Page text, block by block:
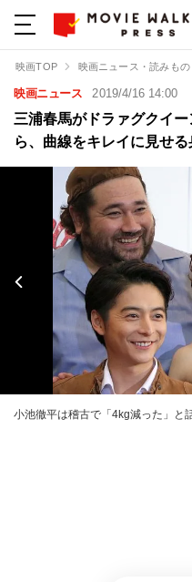
映画TOP 映画ニュース・読みもの
映画ニュース 2019/4/16 14:00
三浦春馬がドラァグクイ
ら、曲線をキレイに見せ
小池徹平は稽古で「4kg減った」と